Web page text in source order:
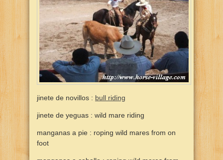
jinete de novillos : bull riding
jinete de yeguas : wild mare riding
manganas a pie : roping wild mares from on
foot